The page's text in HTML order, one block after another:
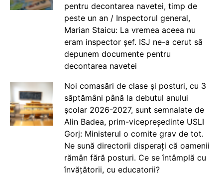
pentru decontarea navetei, timp de
peste un an / Inspectorul general,
Marian Staicu: La vremea aceea nu
eram inspector șef. ISJ ne-a cerut să
depunem documente pentru
decontarea navetei
Noi comasări de clase și posturi, cu 3
săptămâni până la debutul anului
școlar 2026-2027, sunt semnalate de
Alin Badea, prim-vicepreședinte USLI
Gorj: Ministerul o comite grav de tot.
Ne sună directorii disperați că oamenii
rămân fără posturi. Ce se întâmplă cu
învățătorii, cu educatorii?